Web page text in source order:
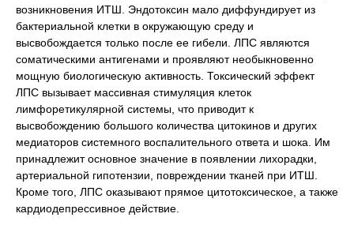
возникновения ИТШ. Эндотоксин мало диффундирует из
бактериальной клетки в окружающую среду и
высвобождается только после ее гибели. ЛПС являются
соматическими антигенами и проявляют необыкновенно
мощную биологическую активность. Токсический эффект
ЛПС вызывает массивная стимуляция клеток
лимфоретикулярной системы, что приводит к
высвобождению большого количества цитокинов и других
медиаторов системного воспалительного ответа и шока. Им
принадлежит основное значение в появлении лихорадки,
артериальной гипотензии, повреждении тканей при ИТШ.
Кроме того, ЛПС оказывают прямое цитотоксическое, а также
кардиодепрессивное действие.